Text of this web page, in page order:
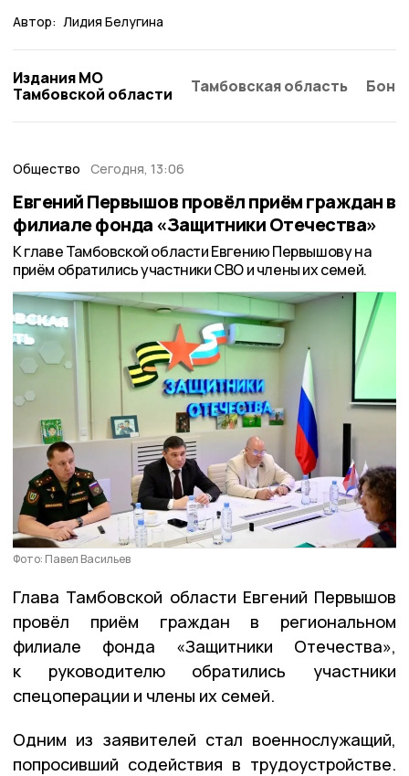
Автор: Лидия Белугина
Издания МО
Тамбовской области
Тамбовская область
Общество Сегодня, 13:06
Евгений Первышов провёл приём граждан в
филиале фонда «Защитники Отечества»
К главе Тамбовской области Евгению Первышову на
приём обратились участники СВО и члены их семей.
Фото: Павел Васильев
Глава Тамбовской области Евгений Первышов
провёл приём граждан в региональном
филиале фонда «Защитники Отечества»,
к руководителю обратились участники
спецоперации и члены их семей.
Одним из заявителей стал военнослужащий,
попросивший содействия в трудоустройстве.